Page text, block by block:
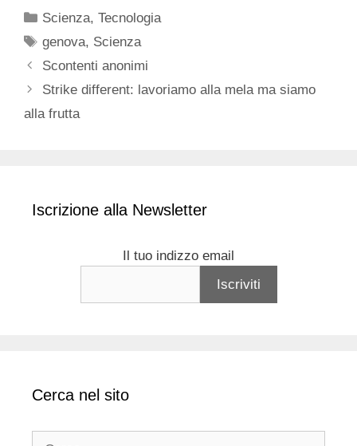
Categorie
Scienza,Tecnologia
Tag
genova, Scienza
Scontenti anonimi
Strike different: lavoriamo alla mela ma siamo
alla frutta
Iscrizione alla Newsletter
Il tuo indizzo email
Cerca nel sito